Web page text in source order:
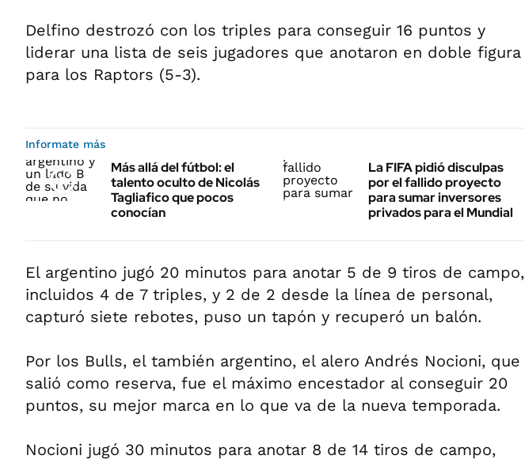
Delfino destrozó con los triples para conseguir 16 puntos y
liderar una lista de seis jugadores que anotaron en doble figura
para los Raptors (5-3).
Informate más
Más allá del fútbol: el
talento oculto de Nicolás
Tagliafico que pocos
conocían
La FIFA pidió disculpas
por el fallido proyecto
para sumar inversores
privados para el Mundial
El argentino jugó 20 minutos para anotar 5 de 9 tiros de campo,
incluidos 4 de 7 triples, y 2 de 2 desde la línea de personal,
capturó siete rebotes, puso un tapón y recuperó un balón.
Por los Bulls, el también argentino, el alero Andrés Nocioni, que
salió como reserva, fue el máximo encestador al conseguir 20
puntos, su mejor marca en lo que va de la nueva temporada.
Nocioni jugó 30 minutos para anotar 8 de 14 tiros de campo,